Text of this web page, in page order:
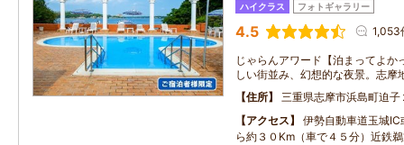
ハイクラス フォトギャラリー
4.5 1,053
じゃらんアワード【泊まってよか
しい街並み、幻想的な夜景。志摩
住所
三重県志摩市浜島町迫子
アクセス
伊勢自動車道玉城
ら約３０Km（車で４５分）近鉄